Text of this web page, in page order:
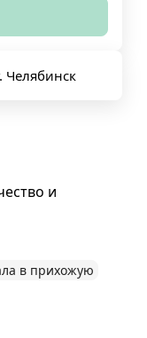
Челябинск
и
в прихожую